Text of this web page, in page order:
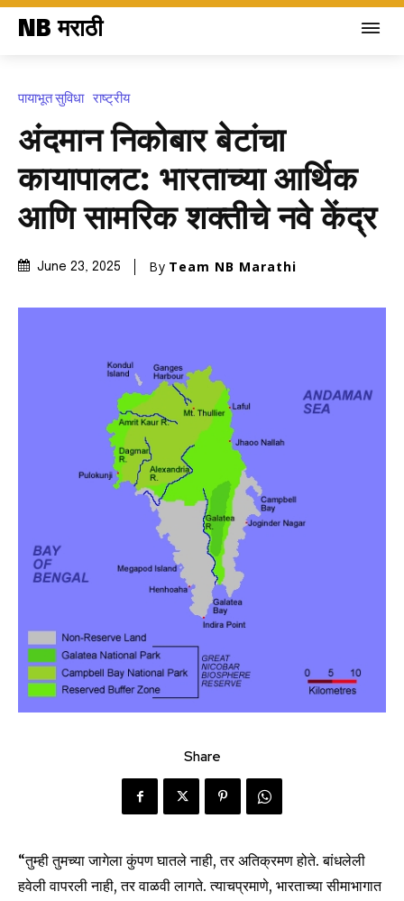
NB मराठी
पायाभूत सुविधा राष्ट्रीय
अंदमान निकोबार बेटांचा
कायापालट: भारताच्या आर्थिक
आणि सामरिक शक्तीचे नवे केंद्र
June 23, 2025 By Team NB Marathi
Share
“तुम्ही तुमच्या जागेला कुंपण घातले नाही, तर अतिक्रमण होते. बांधलेली
हवेली वापरली नाही, तर वाळवी लागते. त्याचप्रमाणे, भारताच्या सीमाभागात